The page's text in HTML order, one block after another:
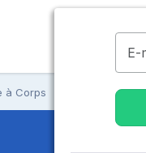
à Corps
E-